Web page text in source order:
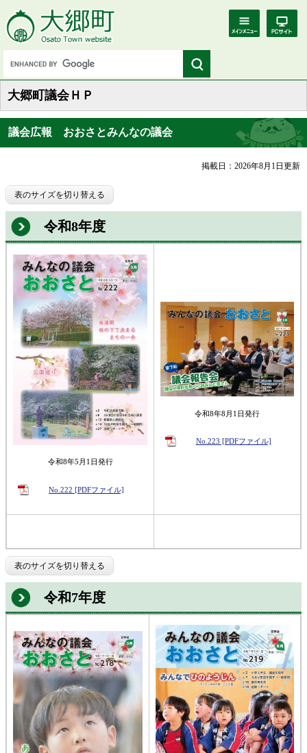
大郷町議会ＨＰ
議会広報 おおさとみんなの議会
掲載日：2026年8月1日更新
表のサイズを切り替える
令和8年度
令和8年5月1日発行
No.222 [PDFファイル]
令和8年8月1日発行
No.223 [PDFファイル]
表のサイズを切り替える
令和7年度